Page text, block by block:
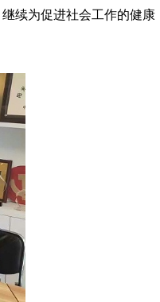
续为促进社会工作的健康